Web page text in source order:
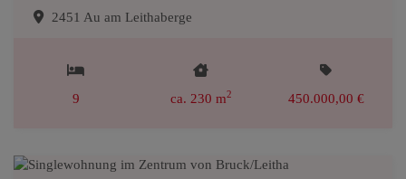
2451 Au am Leithaberge
9 ca. 230 m2 450.000,00 €